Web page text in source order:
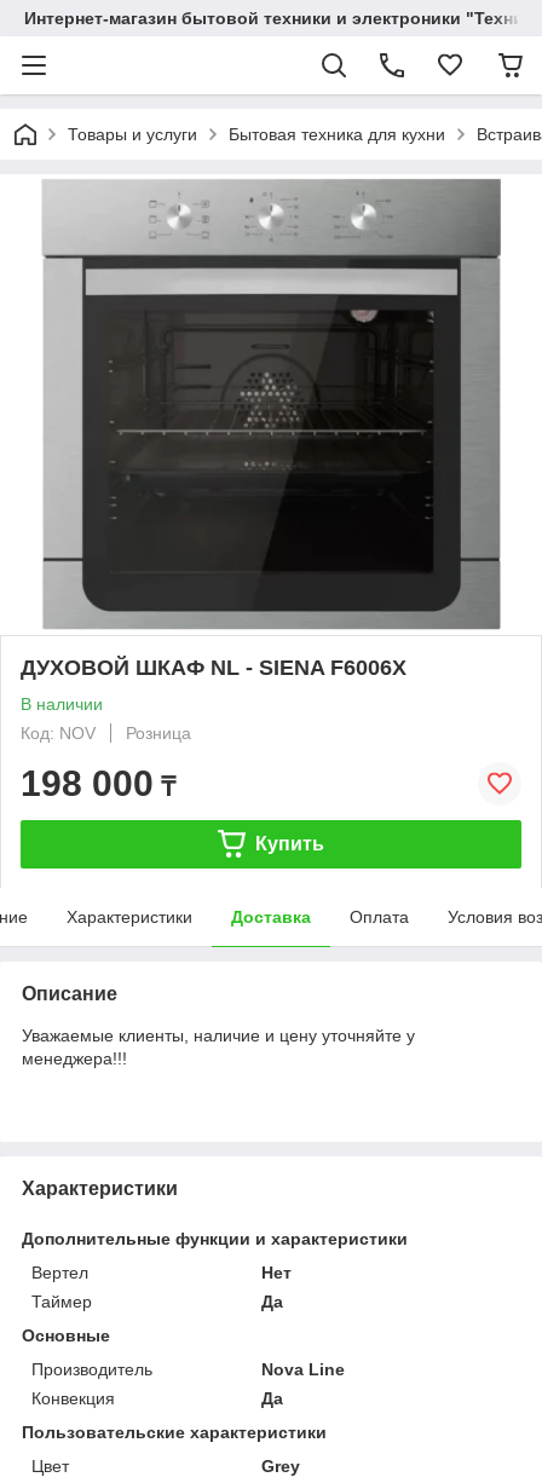
Интернет-магазин бытовой техники и электроники
Товары и услуги Бытовая техника для кухни
ДУХОВОЙ ШКАФ NL - SIENA F6006X
В наличии
Код: NOV
Розница
198 000 ₸
Купить
Характеристики Доставка Оплата Условия
Описание
Уважаемые клиенты, наличие и цену уточняйте у
менеджера!!!
Характеристики
Дополнительные функции и характеристики
Вертел
Нет
Таймер
Да
Основные
Производитель
Nova Line
Конвекция
Да
Пользовательские характеристики
Цвет
Grey